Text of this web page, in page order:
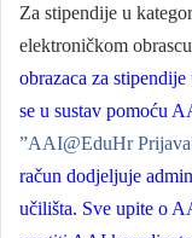
Za stipendije u
elektroničkom
obrazaca za
se u sustav pomoću
”AAI@EduHr
račun dodjeljuje
učilišta. Sve upite o